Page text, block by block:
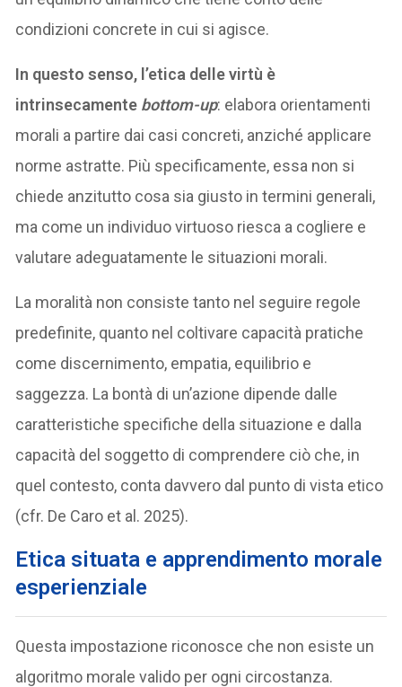
condizioni concrete in cui si agisce.
In questo senso, l’etica delle virtù è
intrinsecamente bottom-up: elabora orientamenti
morali a partire dai casi concreti, anziché applicare
norme astratte. Più specificamente, essa non si
chiede anzitutto cosa sia giusto in termini generali,
ma come un individuo virtuoso riesca a cogliere e
valutare adeguatamente le situazioni morali.
La moralità non consiste tanto nel seguire regole
predefinite, quanto nel coltivare capacità pratiche
come discernimento, empatia, equilibrio e
saggezza. La bontà di un’azione dipende dalle
caratteristiche specifiche della situazione e dalla
capacità del soggetto di comprendere ciò che, in
quel contesto, conta davvero dal punto di vista etico
(cfr. De Caro et al. 2025).
Etica situata e apprendimento morale
esperienziale
Questa impostazione riconosce che non esiste un
algoritmo morale valido per ogni circostanza.